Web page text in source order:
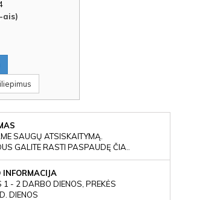
ais)
SAUGŲ ATSISKAITYMĄ.
GALITE RASTI PASPAUDĘ ČIA..
1 - 2 DARBO DIENOS, PREKĖS
DIENOS